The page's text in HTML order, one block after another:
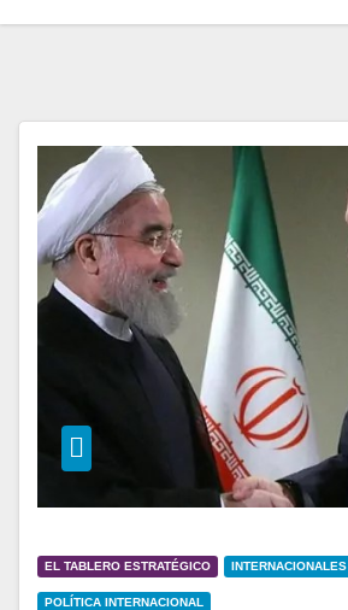
EL TABLERO ESTRATÉGICO INTERNACIONALES
POLÍTICA INTERNACIONAL